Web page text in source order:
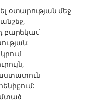
օտարության մեջ
բարեկամ
մտած